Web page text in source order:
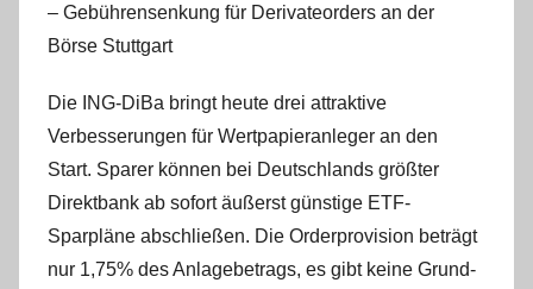
– Gebührensenkung für Derivateorders an der
Börse Stuttgart
Die ING-DiBa bringt heute drei attraktive
Verbesserungen für Wertpapieranleger an den
Start. Sparer können bei Deutschlands größter
Direktbank ab sofort äußerst günstige ETF-
Sparpläne abschließen. Die Orderprovision beträgt
nur 1,75% des Anlagebetrags, es gibt keine Grund-